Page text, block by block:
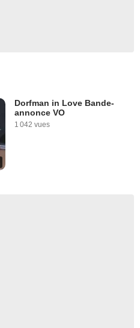
Dorfman in Love Bande-
annonce VO
1 042 vues